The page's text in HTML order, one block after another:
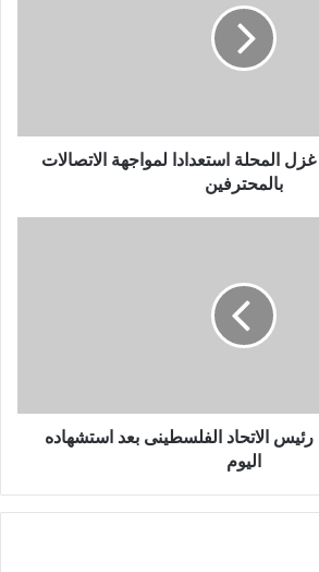
غزل المحلة استعدادا لمواجهة الاتصالات
بالمحترفين
الاتحاد الفلسطينى بعد استشهاده
اليوم